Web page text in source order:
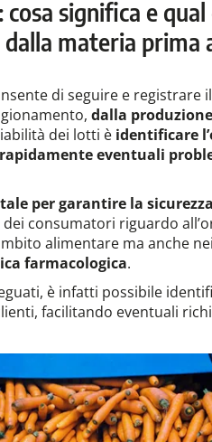
significa e
materia prima
di seguire e
dalla
dei lotti è identificare
eventuali
per garantire la sicurezza
consumatori riguardo
alimentare ma anche
farmacologica.
è infatti possibile
facilitando eventuali